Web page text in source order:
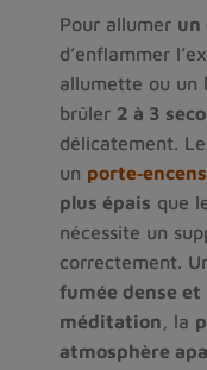
Pour allumer un
d’enflammer
allumette ou un
brûler 2 à 3
délicatement.
un
plus épais que
nécessite un
fumée dense et
méditation , la
atmosphère